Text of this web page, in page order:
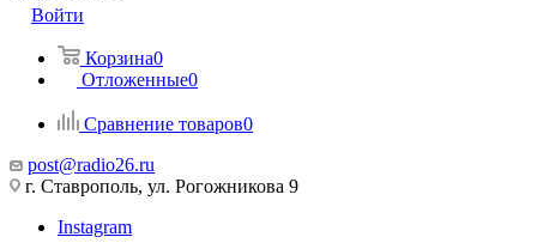
Войти
Корзина0
Отложенные0
Сравнение товаров0
post@radio26.ru
г. Ставрополь, ул. Рогожникова 9
Instagram